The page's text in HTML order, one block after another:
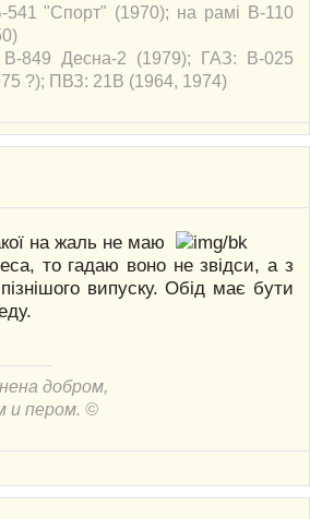
(1970); на рамі В-110
2 (1979); ГАЗ: В-025
?); ПВЗ: 21В (1964, 1974)
на жаль не маю
то гадаю воно не звідси, а з
випуску. Обід має бути
добром,
и пером. ©